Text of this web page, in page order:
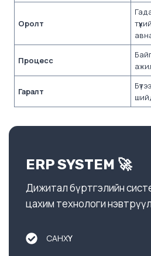
Оролт
Процесс
Гаралт
ERP SYSTEM 🚀
Дижитал бүртгэлийн
цахим технологи
САНХҮҮ